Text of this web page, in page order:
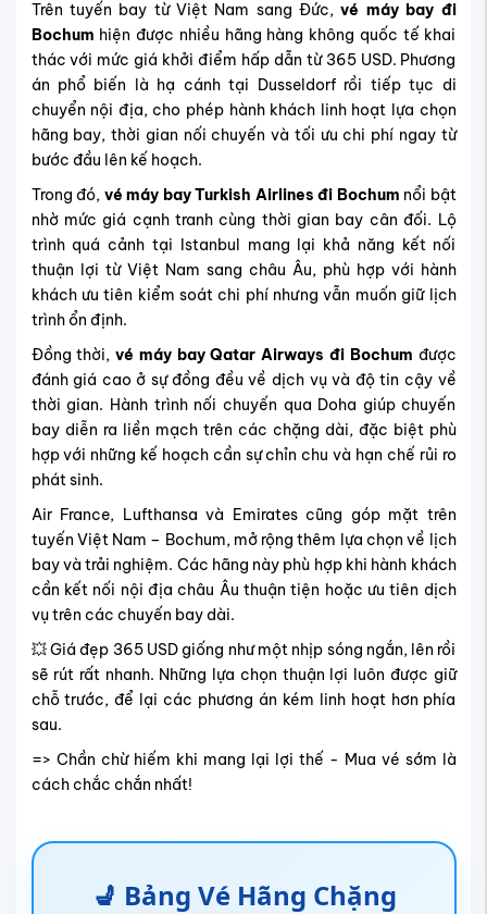
Trên tuyến bay từ Việt Nam sang Đức,vé máy bay đi
Bochum hiện được nhiều hãng hàng không quốc tế khai
thác với mức giá khởi điểm hấp dẫn từ 365 USD. Phương
án phổ biến là hạ cánh tại Dusseldorf rồi tiếp tục di
chuyển nội địa, cho phép hành khách linh hoạt lựa chọn
hãng bay, thời gian nối chuyến và tối ưu chi phí ngay từ
bước đầu lên kế hoạch.
Trong đó, vé máy bay Turkish Airlines đi Bochum nổi bật
nhờ mức giá cạnh tranh cùng thời gian bay cân đối. Lộ
trình quá cảnh tại Istanbul mang lại khả năng kết nối
thuận lợi từ Việt Nam sang châu Âu, phù hợp với hành
khách ưu tiên kiểm soát chi phí nhưng vẫn muốn giữ lịch
trình ổn định.
Đồng thời,vé máy bay Qatar Airways đi Bochum được
đánh giá cao ở sự đồng đều về dịch vụ và độ tin cậy về
thời gian. Hành trình nối chuyến qua Doha giúp chuyến
bay diễn ra liền mạch trên các chặng dài, đặc biệt phù
hợp với những kế hoạch cần sự chỉn chu và hạn chế rủi ro
phát sinh.
Air France, Lufthansa và Emirates cũng góp mặt trên
tuyến Việt Nam – Bochum, mở rộng thêm lựa chọn về lịch
bay và trải nghiệm. Các hãng này phù hợp khi hành khách
cần kết nối nội địa châu Âu thuận tiện hoặc ưu tiên dịch
vụ trên các chuyến bay dài.
💥 Giá đẹp 365 USD giống như một nhịp sóng ngắn, lên rồi
sẽ rút rất nhanh. Những lựa chọn thuận lợi luôn được giữ
chỗ trước, để lại các phương án kém linh hoạt hơn phía
sau.
=> Chần chừ hiếm khi mang lại lợi thế - Mua vé sớm là
cách chắc chắn nhất!
💺 Bảng Vé Hãng Chặng